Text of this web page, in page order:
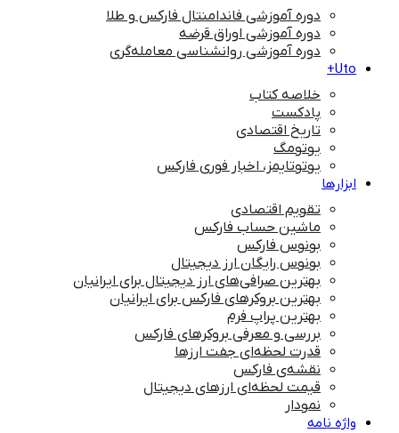
دوره آموزشی فاندامنتال فارکس و طلا
دوره آموزشی اوراق قرضه
دوره آموزشی روانشناسی معامله‌گری
Uto+
خلاصه کتاب
پادکست
تاریخ اقتصادی
یوتومگ
یوتوتایمز، اخبار فوری فارکس
ابزارها
تقویم اقتصادی
ماشین حساب فارکس
بونوس فارکس
بونوس رایگان ارز دیجیتال
بهترین صرافی‌های ارز دیجیتال برای ایرانیان
بهترین بروکرهای فارکس برای ایرانیان
بهترین پراپ‌ فرم
بررسی و معرفی بروکرهای فارکس
قدرت لحظه‌ای جفت ارزها
نقشه‌ی فارکس
قیمت لحظه‌ای ارزهای دیجیتال
نمودار
واژه نامه